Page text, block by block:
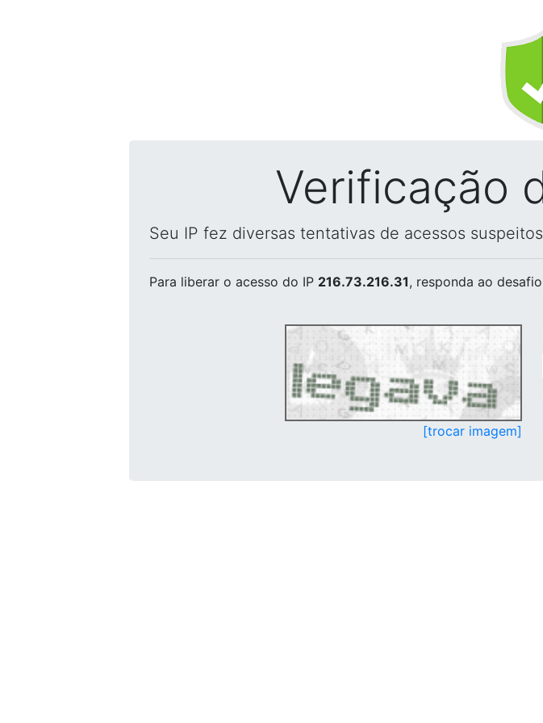
Verificação
Seu IP fez diversas tentativas de acessos
Para liberar o acesso do IP 216.73.216.31, responda ao
[trocar imagem]